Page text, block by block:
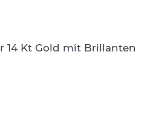
14 Kt Gold mit Brillanten